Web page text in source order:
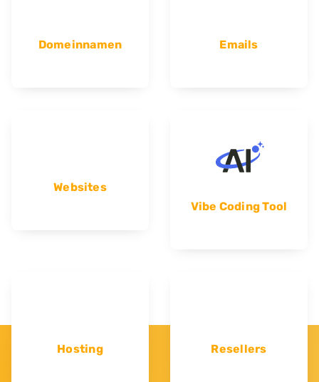
Domeinnamen Emails
Websites
Vibe Coding Tool
Hosting Resellers